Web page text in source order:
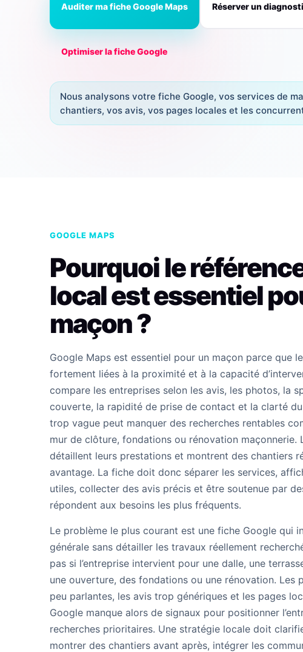
Auditer ma fiche Google Maps Réserver un
Optimiser la fiche Google
Nous analysons votre fiche Google, vos services de
chantiers, vos avis, vos pages locales et les
GOOGLE MAPS
Pourquoi le
local est essentiel
maçon ?
Google Maps est essentiel pour un maçon parce que
fortement liées à la proximité et à la capacité
compare les entreprises selon les avis, les photos, la
couverte, la rapidité de prise de contact et la clarté
trop vague peut manquer des recherches rentables
mur de clôture, fondations ou rénovation maçonnerie.
détaillent leurs prestations et montrent des chantiers
avantage. La fiche doit donc séparer les services,
utiles, collecter des avis précis et être soutenue par
répondent aux besoins les plus fréquents.
Le problème le plus courant est une fiche Google qui
générale sans détailler les travaux réellement
pas si l’entreprise intervient pour une dalle, une
une ouverture, des fondations ou une rénovation. Les
peu parlantes, les avis trop génériques et les pages
Google manque alors de signaux pour positionner
recherches prioritaires. Une stratégie locale doit
montrer des chantiers avant après, intégrer les